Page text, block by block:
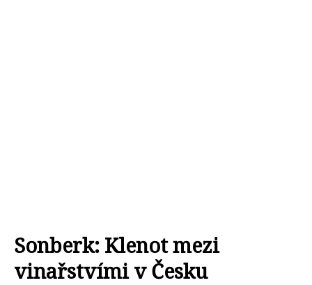
Sonberk: Klenot mezi
vinařstvími v Česku